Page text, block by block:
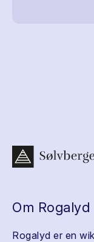
Om Rogalyd
Rogalyd er en